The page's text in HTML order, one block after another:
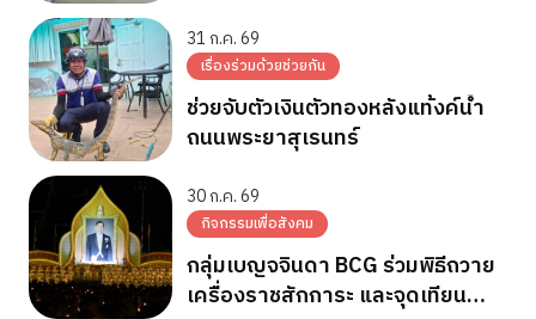
31 ก.ค. 69
เรื่องร่วมด้วยช่วยกัน
ช่วยจับตัวเงินตัวทองหลังแท้งค์น้ำ
ถนนพระยาสุเรนทร์
30 ก.ค. 69
กิจกรรมเพื่อสังคม
กลุ่มเบญจจินดา BCG ร่วมพิธีถวาย
เครื่องราชสักการะ และจุดเทียน